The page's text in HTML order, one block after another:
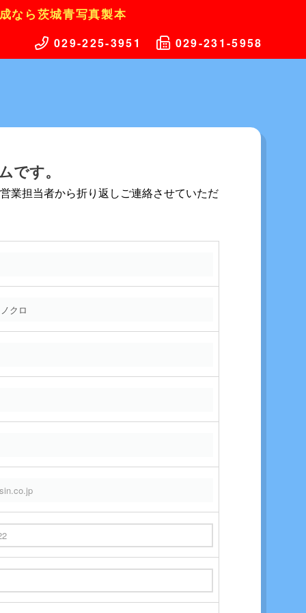
なら茨城青写真製本
029-225-3951 029-231-5958
です。
業担当者から折り返しご連絡させていただ